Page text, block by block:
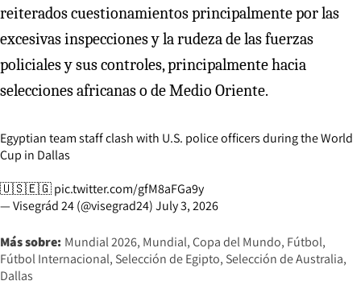
reiterados cuestionamientos principalmente por las
excesivas inspecciones y la rudeza de las fuerzas
policiales y sus controles, principalmente hacia
selecciones africanas o de Medio Oriente.
Egyptian team staff clash with U.S. police officers during the World
Cup in Dallas
🇺🇸🇪🇬pic.twitter.com/gfM8aFGa9y
— Visegrád 24 (@visegrad24)July 3, 2026
Más sobre: Mundial 2026 Mundial Copa del Mundo Fútbol
Fútbol Internacional Selección de Egipto Selección de Australia
Dallas